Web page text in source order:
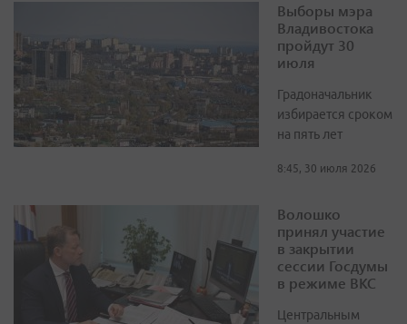
Выборы мэра
Владивостока
пройдут 30
июля
Градоначальник
избирается сроком
на пять лет
8:45, 30 июля 2026
Волошко
принял участие
в закрытии
сессии Госдумы
в режиме ВКС
Центральным